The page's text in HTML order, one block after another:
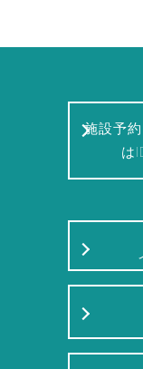
施設予
は